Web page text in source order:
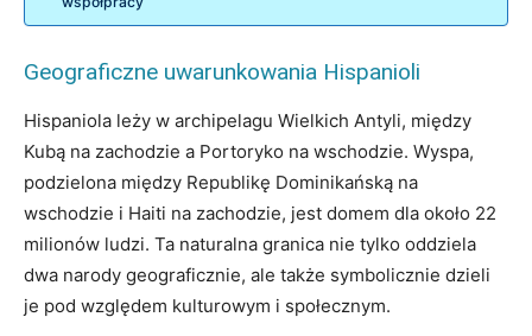
Geograficzne uwarunkowania Hispanioli
Hispaniola leży w archipelagu Wielkich Antyli, między
Kubą na zachodzie a Portoryko na wschodzie. Wyspa,
podzielona między Republikę Dominikańską na
wschodzie i Haiti na zachodzie, jest domem dla około 22
milionów ludzi. Ta naturalna granica nie tylko oddziela
dwa narody geograficznie, ale także symbolicznie dzieli
je pod względem kulturowym i społecznym.